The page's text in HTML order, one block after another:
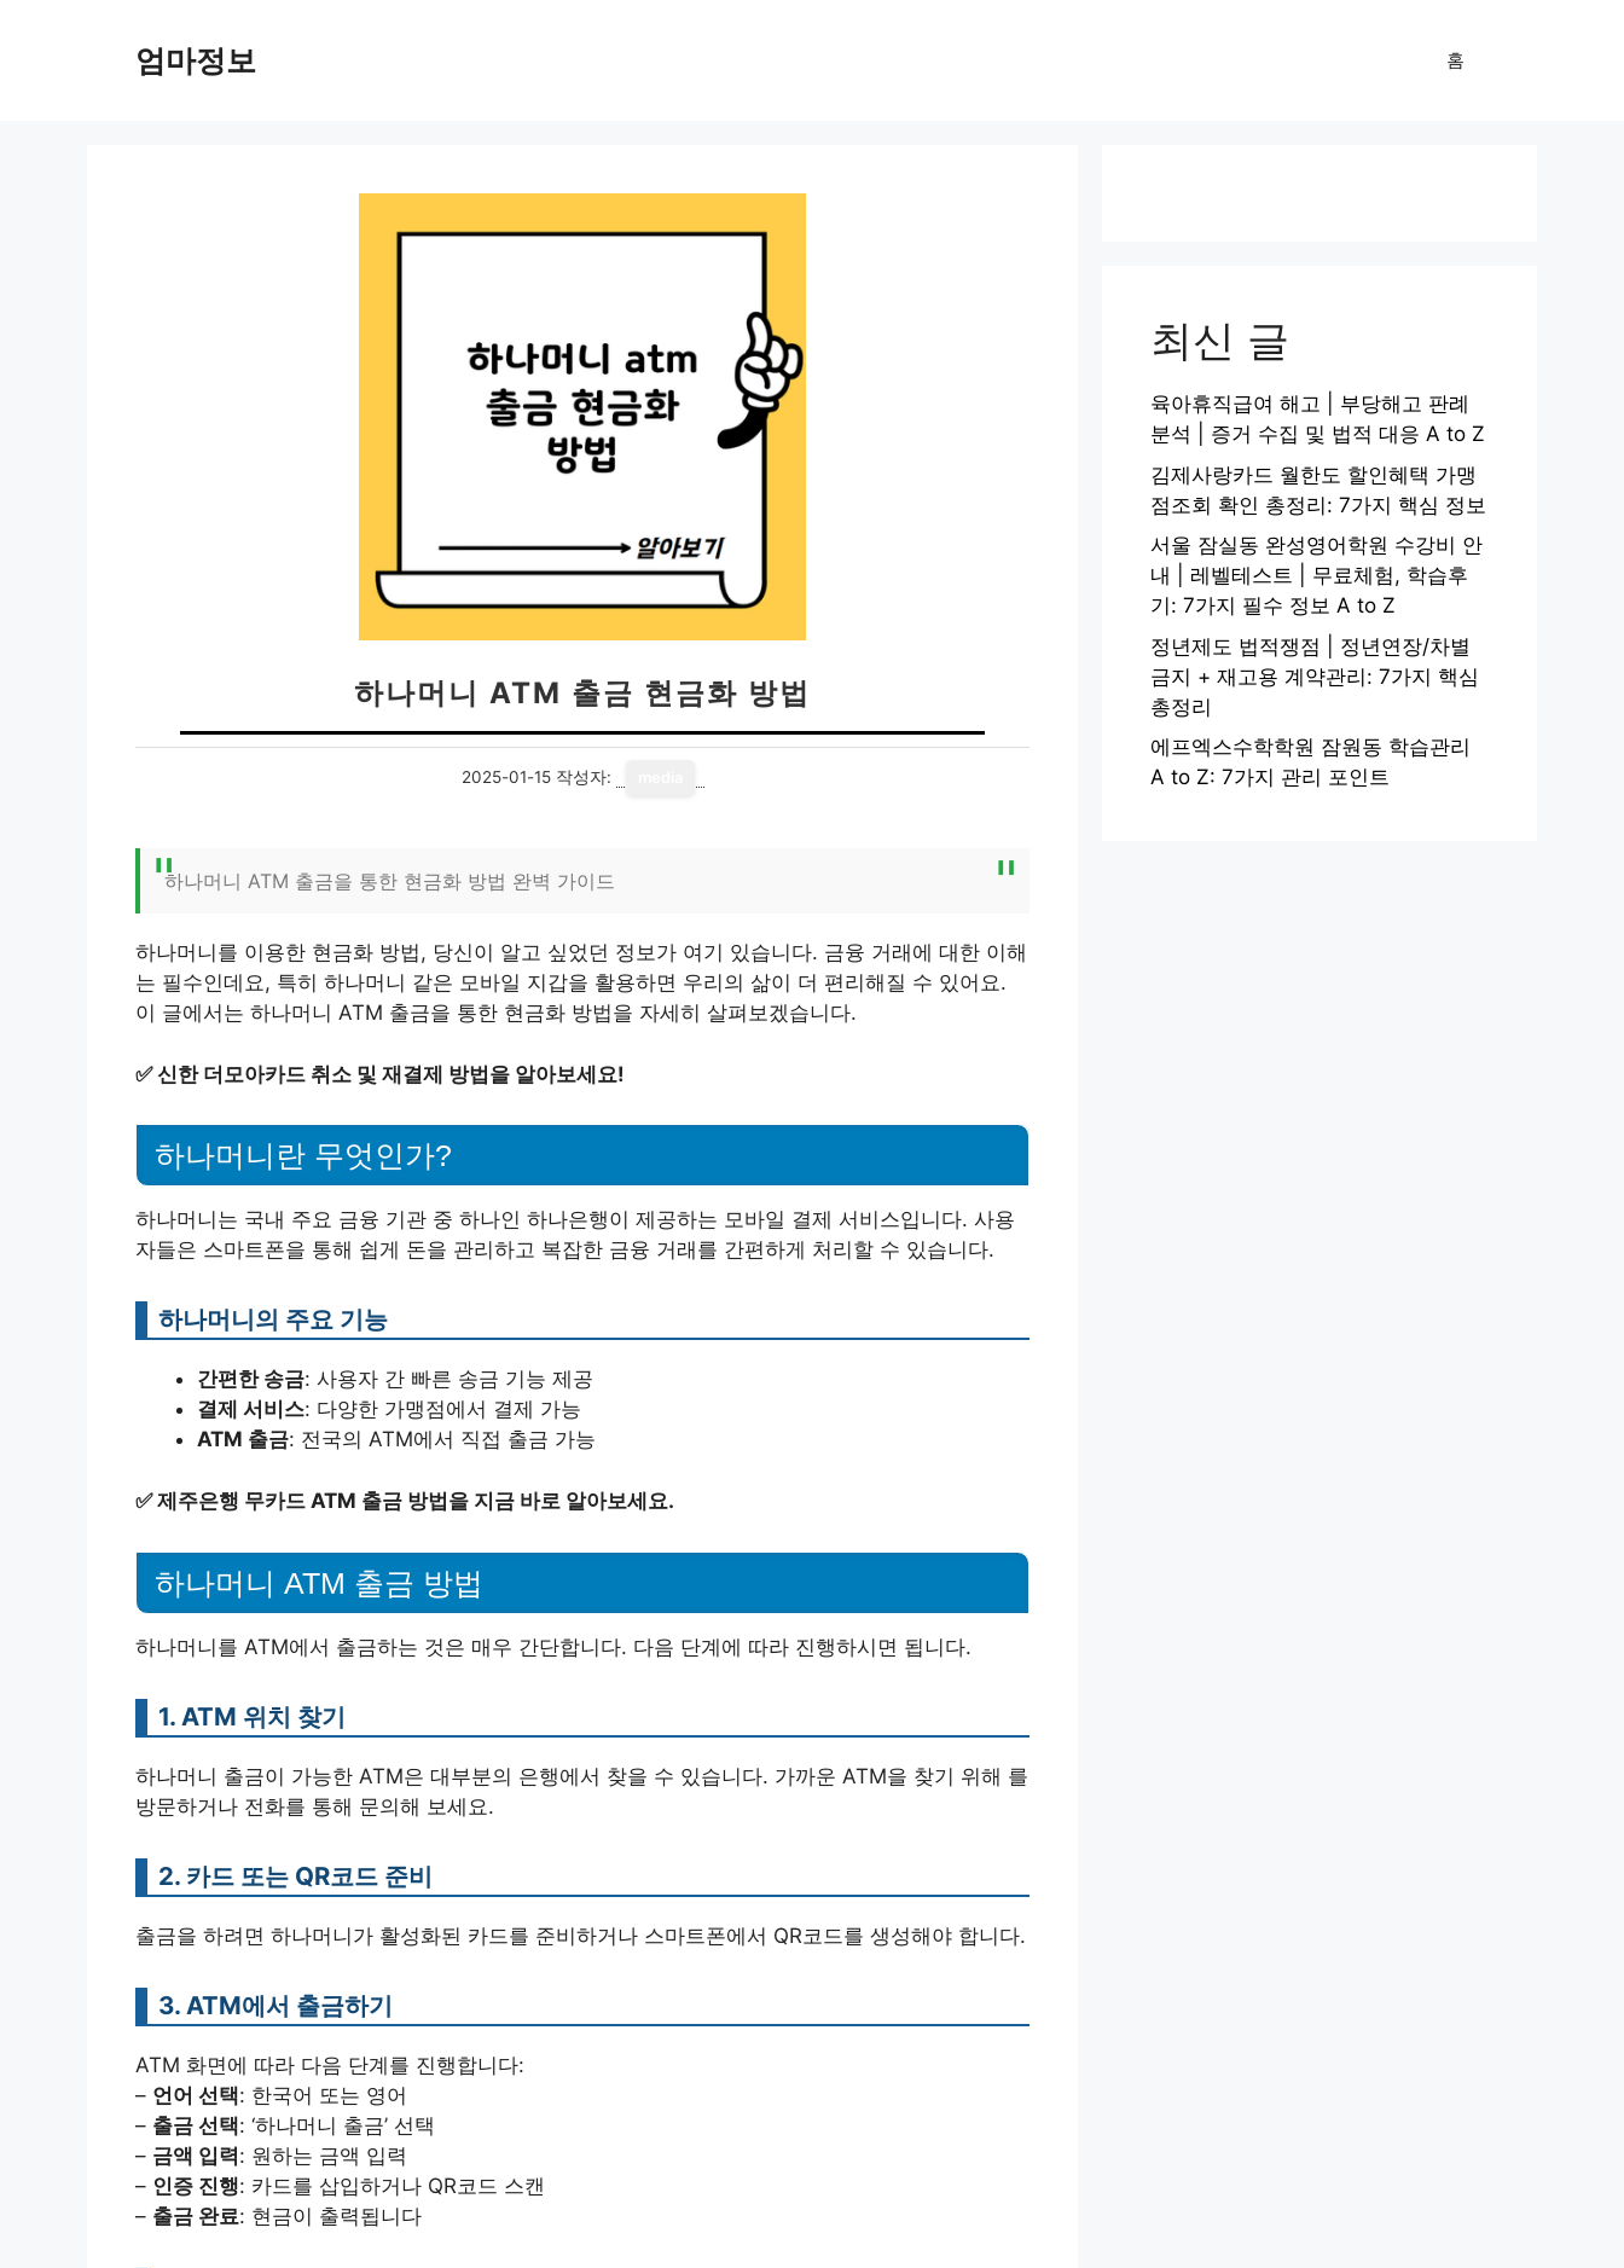
엄마정보 홈
하나머니 ATM 출금 현금화 방법
2025-01-15 작성자:
하나머니 ATM 출금을 통한 현금화 방법 완벽 가이드
하나머니를 이용한 현금화 방법, 당신이 알고 싶었던 정보가 여기 있습니다. 금융 거래에 대한 이해
는 필수인데요, 특히 하나머니 같은 모바일 지갑을 활용하면 우리의 삶이 더 편리해질 수 있어요.
이 글에서는 하나머니 ATM 출금을 통한 현금화 방법을 자세히 살펴보겠습니다.
✅신한 더모아카드 취소 및 재결제 방법을 알아보세요!
하나머니란 무엇인가?
하나머니는 국내 주요 금융 기관 중 하나인 하나은행이 제공하는 모바일 결제 서비스입니다. 사용
자들은 스마트폰을 통해 쉽게 돈을 관리하고 복잡한 금융 거래를 간편하게 처리할 수 있습니다.
하나머니의 주요 기능
간편한 송금: 사용자 간 빠른 송금 기능 제공
결제 서비스: 다양한 가맹점에서 결제 가능
ATM 출금: 전국의 ATM에서 직접 출금 가능
✅제주은행 무카드 ATM 출금 방법을 지금 바로 알아보세요.
하나머니 ATM 출금 방법
하나머니를 ATM에서 출금하는 것은 매우 간단합니다. 다음 단계에 따라 진행하시면 됩니다.
1. ATM 위치 찾기
하나머니 출금이 가능한 ATM은 대부분의 은행에서 찾을 수 있습니다. 가까운 ATM을 찾기 위해 를
방문하거나 전화를 통해 문의해 보세요.
2. 카드 또는 QR코드 준비
출금을 하려면 하나머니가 활성화된 카드를 준비하거나 스마트폰에서 QR코드를 생성해야 합니다.
3. ATM에서 출금하기
ATM 화면에 따라 다음 단계를 진행합니다:
– 언어 선택: 한국어 또는 영어
– 출금 선택: ‘하나머니 출금’ 선택
– 금액 입력: 원하는 금액 입력
– 인증 진행: 카드를 삽입하거나 QR코드 스캔
– 출금 완료: 현금이 출력됩니다
최신 글
육아휴직급여 해고 | 부당해고 판례
분석 | 증거 수집 및 법적 대응 A to Z
김제사랑카드 월한도 할인혜택 가맹
점조회 확인 총정리: 7가지 핵심 정보
서울 잠실동 완성영어학원 수강비 안
내 | 레벨테스트 | 무료체험, 학습후
기: 7가지 필수 정보 A to Z
정년제도 법적쟁점 | 정년연장/차별
금지 + 재고용 계약관리: 7가지 핵심
총정리
에프엑스수학학원 잠원동 학습관리
A to Z: 7가지 관리 포인트